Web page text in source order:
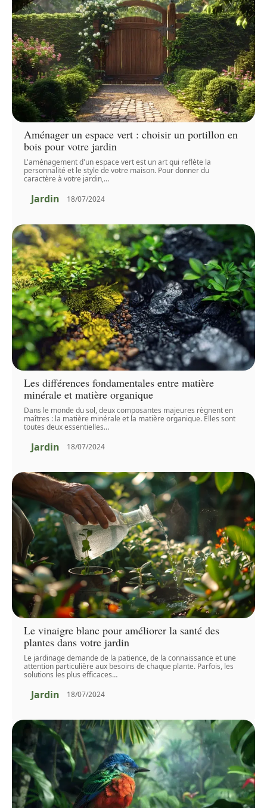
Aménager un espace vert : choisir un portillon en
bois pour votre jardin
L'aménagement d'un espace vert est un art qui reflète la
personnalité et le style de votre maison. Pour donner du
caractère à votre jardin,…
Jardin 18/07/2024
Les différences fondamentales entre matière
minérale et matière organique
Dans le monde du sol, deux composantes majeures règnent en
maîtres : la matière minérale et la matière organique. Elles sont
toutes deux essentielles…
Jardin 18/07/2024
Le vinaigre blanc pour améliorer la santé des
plantes dans votre jardin
Le jardinage demande de la patience, de la connaissance et une
attention particulière aux besoins de chaque plante. Parfois, les
solutions les plus efficaces…
Jardin 18/07/2024